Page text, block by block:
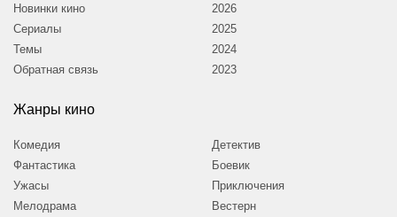
Новинки кино
Сериалы
Темы
Обратная связь
2026
2025
2024
2023
Жанры кино
Комедия
Фантастика
Ужасы
Мелодрама
Детектив
Боевик
Приключения
Вестерн